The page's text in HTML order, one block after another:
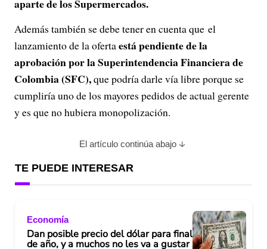
aparte de los Supermercados.
Además también se debe tener en cuenta que el
lanzamiento de la ofertaestá pendiente de la
aprobación por la Superintendencia Financiera de
Colombia (SFC),que podría darle vía libre porque se
cumpliría uno de los mayores pedidos de actual gerente
y es que no hubiera monopolización.
El artículo continúa abajo
TE PUEDE INTERESAR
Economía
Dan posible precio del dólar para final
de año, y a muchos no les va a gustar